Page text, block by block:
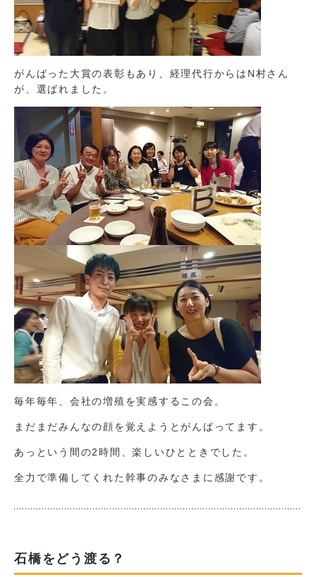
がんばった大賞の表彰もあり、経理代行からはN村さん
が、選ばれました。
毎年毎年、会社の増殖を実感するこの会。
まだまだみんなの顔を覚えようとがんばってます。
あっという間の2時間、楽しいひとときでした。
全力で準備してくれた幹事のみなさまに感謝です。
石橋をどう渡る？